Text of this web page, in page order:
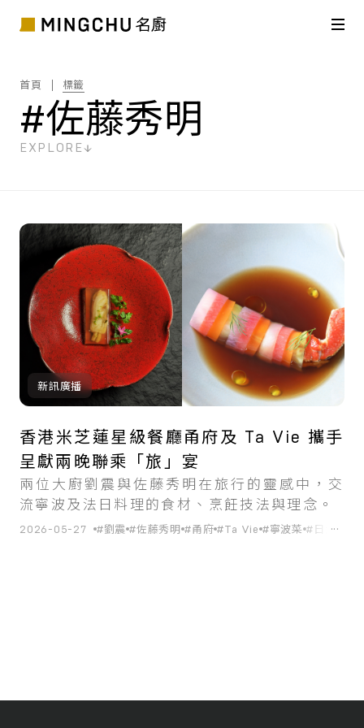
首頁 標籤
#佐藤秀明
EXPLORE
筆搜尋結果
新訊廣播
香港米芝蓮星級餐廳甬府及 Ta Vie 攜手
呈獻兩晚聯乘「旅」宴
兩位大廚劉震與佐藤秀明在旅行的靈感中，交
流寧波及法日料理的食材、烹飪技法與理念。
2026-05-27 #劉震 #佐藤秀明 #甬府 #Ta Vie #寧波菜 #日法料理
...